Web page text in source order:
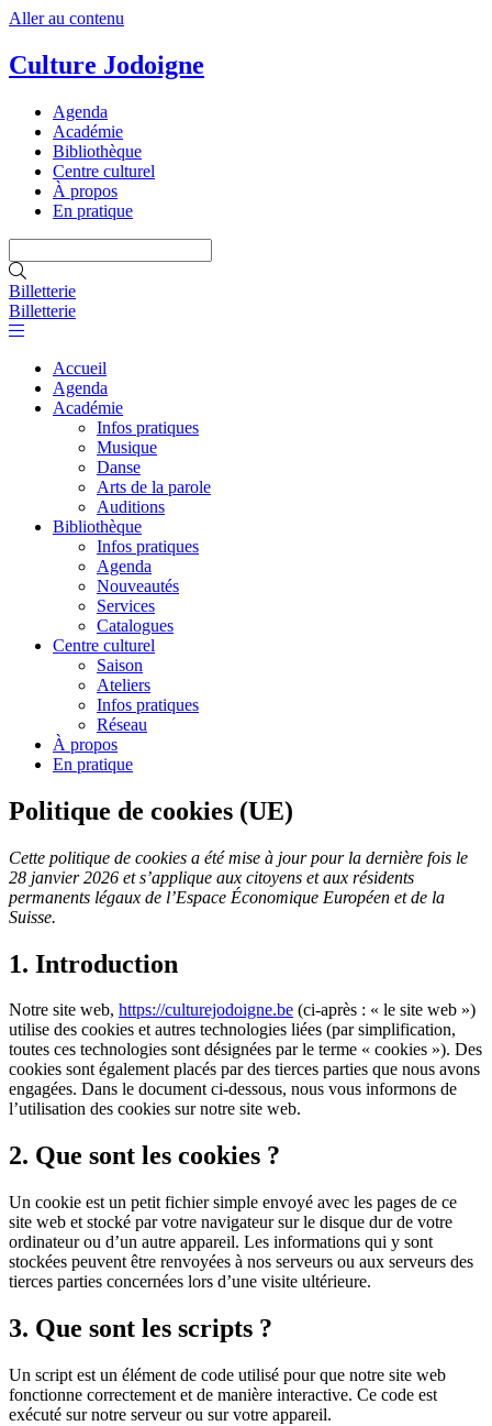
Aller au contenu
Culture Jodoigne
Agenda
Académie
Bibliothèque
Centre culturel
À propos
En pratique
Billetterie
Billetterie
Accueil
Agenda
Académie
Infos pratiques
Musique
Danse
Arts de la parole
Auditions
Bibliothèque
Infos pratiques
Agenda
Nouveautés
Services
Catalogues
Centre culturel
Saison
Ateliers
Infos pratiques
Réseau
À propos
En pratique
Politique de cookies (UE)
Cette politique de cookies a été mise à jour pour la dernière fois le
28 janvier 2026 et s’applique aux citoyens et aux résidents
permanents légaux de l’Espace Économique Européen et de la
Suisse.
1. Introduction
Notre site web, https://culturejodoigne.be (ci-après : « le site web »)
utilise des cookies et autres technologies liées (par simplification,
toutes ces technologies sont désignées par le terme « cookies »). Des
cookies sont également placés par des tierces parties que nous avons
engagées. Dans le document ci-dessous, nous vous informons de
l’utilisation des cookies sur notre site web.
2. Que sont les cookies ?
Un cookie est un petit fichier simple envoyé avec les pages de ce
site web et stocké par votre navigateur sur le disque dur de votre
ordinateur ou d’un autre appareil. Les informations qui y sont
stockées peuvent être renvoyées à nos serveurs ou aux serveurs des
tierces parties concernées lors d’une visite ultérieure.
3. Que sont les scripts ?
Un script est un élément de code utilisé pour que notre site web
fonctionne correctement et de manière interactive. Ce code est
exécuté sur notre serveur ou sur votre appareil.